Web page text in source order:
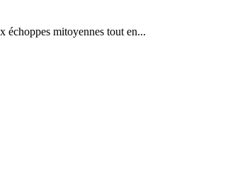
échoppes mitoyennes tout en...